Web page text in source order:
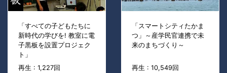
「すべての子どもたちに
新時代の学びを! 教室に電
子黒板を設置プロジェク
ト」
再生 : 1,227回
「スマートシティたかま
つ」～産学民官連携で未
来のまちづくり～
再生 : 10,549回